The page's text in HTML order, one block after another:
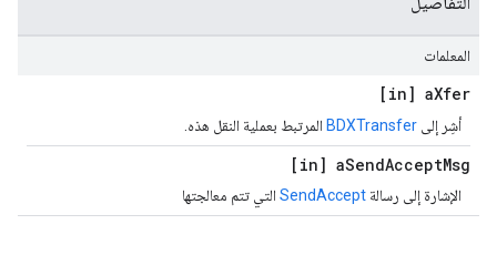
المعلمات
[in] aXfer
أشِر إلى BDXTransfer المرتبط بعملية النقل هذه.
[in] aSendAcceptMsg
الإشارة إلى رسالة SendAccept التي تتم معالجتها